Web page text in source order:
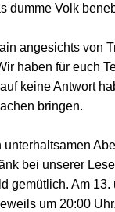
dumme Volk
angesichts von
haben für euch
keine Antwort
bringen.
unterhaltsamen
bei unserer
gemütlich. Am 13.
um 20:00 Uhr.